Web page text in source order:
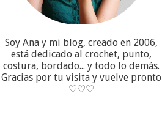
Soy Ana y mi blog, creado en 2006,
está dedicado al crochet, punto,
costura, bordado... y todo lo demás.
Gracias por tu visita y vuelve pronto
♡♡♡